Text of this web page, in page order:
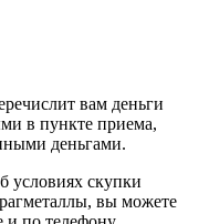
вам деньги
в пункте приема,
деньгами.
условиях скупки
вы можете